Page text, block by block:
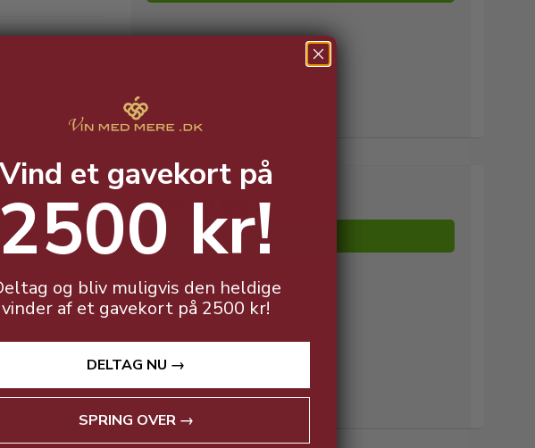
Douglas Laings
109,00 DKK
Vis produkt
et gavekort på
2500 kr!
og bliv muligvis den heldige
vinder af et gavekort på 2500 kr!
DELTAG NU →
SPRING OVER →